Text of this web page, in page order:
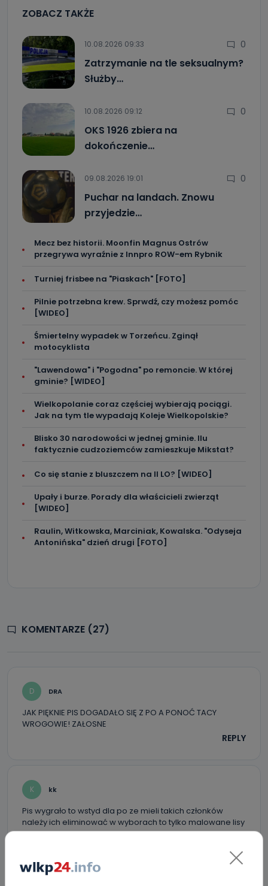
ZOBACZ TAKŻE
10.08.2026 09:33 0
Zatrzymanie na tle seksualnym?
Służby…
10.08.2026 09:12 0
OKS 1926 zbiera na
dokończenie…
09.08.2026 19:01 0
Puchar na landach. Znowu
przyjedzie…
Mecz bez historii. Moonfin Magnus Ostrów
przegrywa wyraźnie z Innpro ROW-em Rybnik
Turniej frisbee na "Piaskach" [FOTO]
Pilnie potrzebna krew. Sprwdź, czy możesz pomóc
[WIDEO]
Śmiertelny wypadek w Torzeńcu. Zginął
motocyklista
"Lawendowa" i "Pogodna" po remoncie. W której
gminie? [WIDEO]
Wielkopolanie coraz częściej wybierają pociągi.
Jak na tym tle wypadają Koleje Wielkopolskie?
Blisko 30 narodowości w jednej gminie. Ilu
faktycznie cudzoziemców zamieszkuje Mikstat?
Co się stanie z bluszczem na II LO? [WIDEO]
Upały i burze. Porady dla właścicieli zwierząt
[WIDEO]
Raulin, Witkowska, Marciniak, Kowalska. "Odyseja
Antonińska" dzień drugi [FOTO]
KOMENTARZE (27)
D DRA
JAK PIĘKNIE PIS DOGADAŁO SIĘ Z PO A PONOĆ TACY
WROGOWIE! ZAŁOSNE
REPLY
K kk
Pis wygrało to wstyd dla po ze mieli takich członków
należy ich eliminować w wyborach to tylko malowane lisy
.